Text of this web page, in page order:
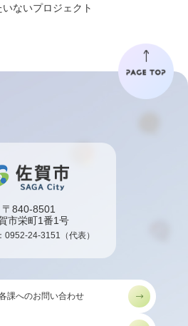
ないプロジェクト
〒840-8501
市栄町1番1号
0952-24-3151 （代表）
課へのお問い合わせ